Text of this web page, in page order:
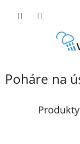
Poháre na